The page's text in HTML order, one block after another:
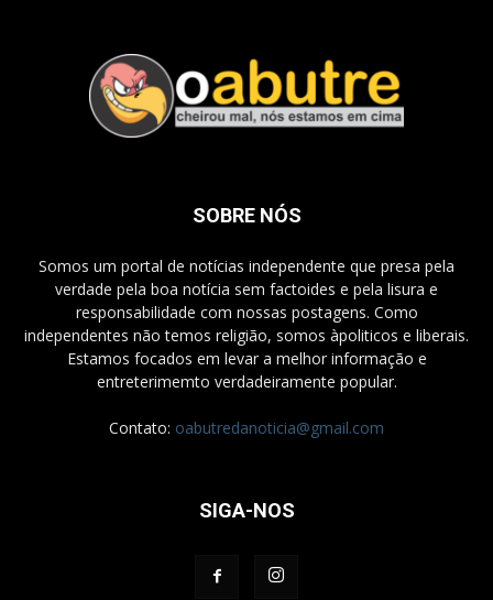
SOBRE NÓS
Somos um portal de notícias independente que presa pela
verdade pela boa notícia sem factoides e pela lisura e
responsabilidade com nossas postagens. Como
independentes não temos religião, somos àpoliticos e liberais.
Estamos focados em levar a melhor informação e
entreterimemto verdadeiramente popular.
Contato: oabutredanoticia@gmail.com
SIGA-NOS